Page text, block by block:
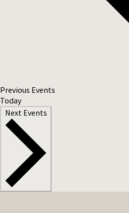
Previous Events
Today
Next Events